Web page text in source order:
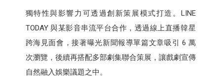
獨特性與影響力可透過創新策展模式打造。LINE
TODAY 與某影音串流平台合作，透過線上直播韓星
跨海見面會，接著曝光新聞報導單篇文章吸引 6 萬
次瀏覽，後續再搭配多部劇集聯合策展，讓戲劇宣傳
自然融入娛樂議題之中。